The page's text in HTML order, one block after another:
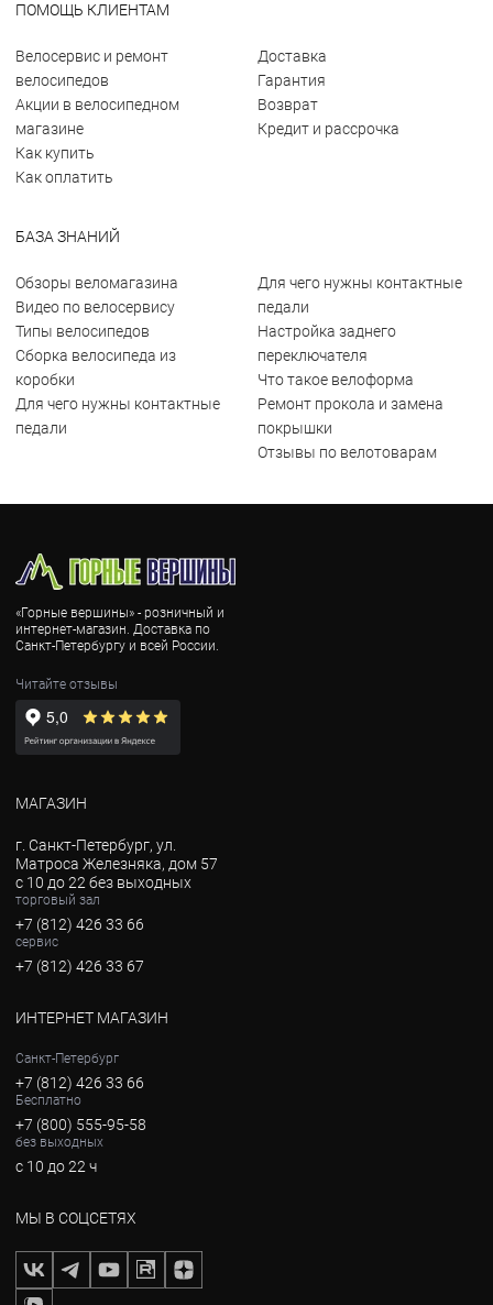
ПОМОЩЬ КЛИЕНТАМ
Велосервис и ремонт
велосипедов
Акции в велосипедном
магазине
Как купить
Как оплатить
Доставка
Гарантия
Возврат
Кредит и рассрочка
БАЗА ЗНАНИЙ
Обзоры веломагазина
Видео по велосервису
Типы велосипедов
Сборка велосипеда из
коробки
Для чего нужны контактные
педали
Для чего нужны контактные
педали
Настройка заднего
переключателя
Что такое велоформа
Ремонт прокола и замена
покрышки
Отзывы по велотоварам
«Горные вершины» - розничный и
интернет-магазин. Доставка по
Санкт-Петербургу и всей России.
Читайте отзывы
МАГАЗИН
г. Санкт-Петербург, ул.
Матроса Железняка, дом 57
с 10 до 22 без выходных
торговый зал
+7 (812) 426 33 66
сервис
+7 (812) 426 33 67
ИНТЕРНЕТ МАГАЗИН
Санкт-Петербург
+7 (812) 426 33 66
Бесплатно
+7 (800) 555-95-58
без выходных
с 10 до 22 ч
МЫ В СОЦСЕТЯХ